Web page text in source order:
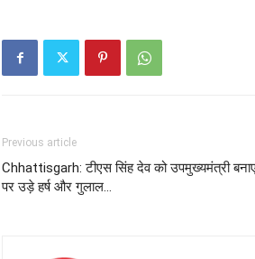
Previous article
Chhattisgarh: टीएस सिंह देव को उपमुख्यमंत्री
पर उड़े हर्ष और गुलाल…